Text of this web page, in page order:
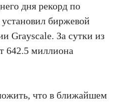
дня рекорд по
биржевой
Grayscale. За сутки из
642.5 миллиона
что в ближайшем